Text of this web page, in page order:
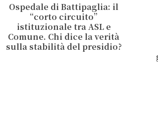
Ospedale di Battipaglia: il
“corto circuito”
istituzionale tra ASL e
Comune. Chi dice la verità
sulla stabilità del presidio?